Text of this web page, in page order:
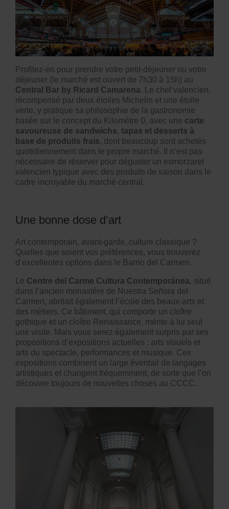
Profitez-en pour prendre votre petit-déjeuner ou votre
déjeuner (le marché est ouvert de 7h30 à 15h) au
Central Bar by Ricard Camarena. Le chef valencien,
récompensé par deux étoiles Michelin et une étoile
verte, y pratique sa philosophie de la gastronomie
basée sur le concept du Kilomètre 0, avec une carte
savoureuse de sandwichs, tapas et desserts à
base de produits frais, dont beaucoup sont achetés
quotidiennement dans le propre marché. Il n’est pas
nécessaire de réserver pour déguster un esmorzaret
valencien typique avec des produits de saison dans le
cadre incroyable du marché central.
Une bonne dose d’art
Art contemporain, avant-garde, culture classique ?
Quelles que soient vos préférences, vous trouverez
d’excellentes options dans le Barrio del Carmen.
Le Centre del Carme Cultura Contemporánea, situé
dans l’ancien monastère de Nuestra Señora del
Carmen, abritait également l’école des beaux-arts et
des métiers. Ce bâtiment, qui comporte un cloître
gothique et un cloître Renaissance, mérite à lui seul
une visite. Mais vous serez également surpris par ses
propositions d’expositions actuelles : arts visuels et
arts du spectacle, performances et musique. Ces
expositions combinent un large éventail de langages
artistiques et changent fréquemment, de sorte que l’on
découvre toujours de nouvelles choses au CCCC.